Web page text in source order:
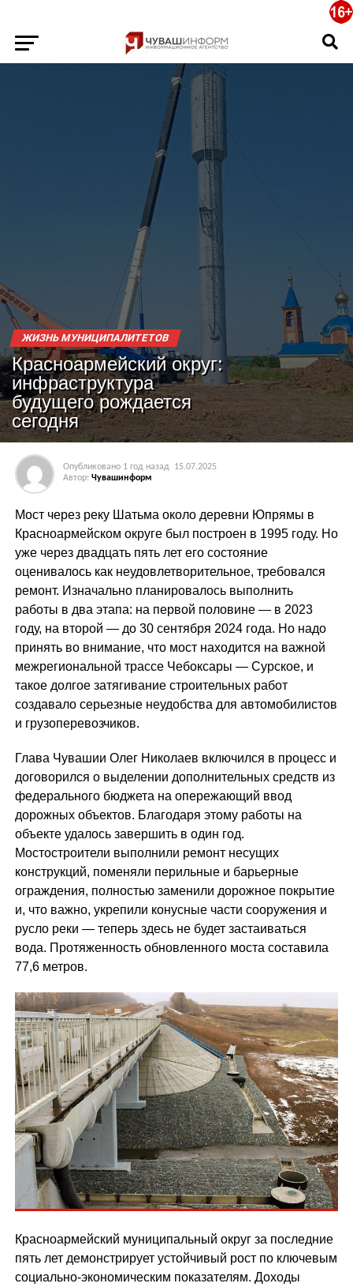
ЖИЗНЬ МУНИЦИПАЛИТЕТОВ
Красноармейский округ:
инфраструктура
будущего рождается
сегодня
Опубликовано 1 год назад
15.07.2025
Автор: Чувашинформ
Мост через реку Шатьма около деревни Юпрямы в
Красноармейском округе был построен в 1995 году. Но
уже через двадцать пять лет его состояние
оценивалось как неудовлетворительное, требовался
ремонт. Изначально планировалось выполнить
работы в два этапа: на первой половине — в 2023
году, на второй — до 30 сентября 2024 года. Но надо
принять во внимание, что мост находится на важной
межрегиональной трассе Чебоксары — Сурское, и
такое долгое затягивание строительных работ
создавало серьезные неудобства для автомобилистов
и грузоперевозчиков.
Глава Чувашии Олег Николаев включился в процесс и
договорился о выделении дополнительных средств из
федерального бюджета на опережающий ввод
дорожных объектов. Благодаря этому работы на
объекте удалось завершить в один год.
Мостостроители выполнили ремонт несущих
конструкций, поменяли перильные и барьерные
ограждения, полностью заменили дорожное покрытие
и, что важно, укрепили конусные части сооружения и
русло реки — теперь здесь не будет застаиваться
вода. Протяженность обновленного моста составила
77,6 метров.
Красноармейский муниципальный округ за последние
пять лет демонстрирует устойчивый рост по ключевым
социально-экономическим показателям. Доходы